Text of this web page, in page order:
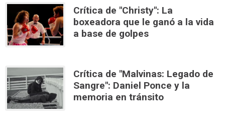
Crítica de "Christy": La
boxeadora que le ganó a la vida
a base de golpes
Crítica de "Malvinas: Legado de
Sangre": Daniel Ponce y la
memoria en tránsito